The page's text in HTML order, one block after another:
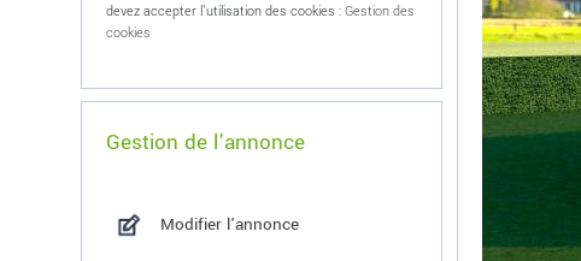
devez accepter l'utilisation des cookies :Gestion des
cookies
Gestion de l'annonce
Modifier l'annonce